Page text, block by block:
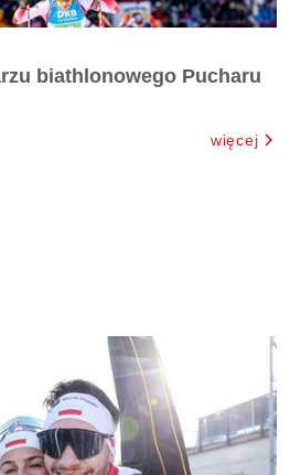
biathlonowego Pucharu
więcej